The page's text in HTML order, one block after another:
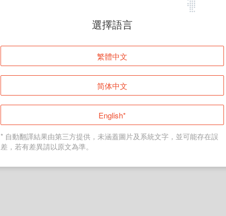
頁面無法顯示
登入
返回首頁
選擇語言
繁體中文
简体中文
English*
* 自動翻譯結果由第三方提供，未涵蓋圖片及系統文字，並可能存在誤
差，若有差異請以原文為準。